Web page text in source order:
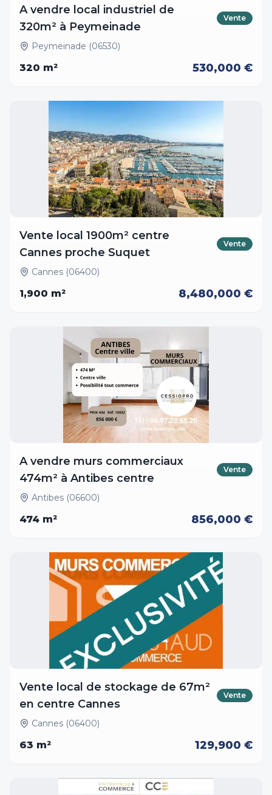
A vendre local industriel de
320m² à Peymeinade
Vente
Peymeinade (06530)
320 m² 530,000 €
Vente local 1900m² centre
Cannes proche Suquet
Vente
Cannes (06400)
1,900 m² 8,480,000 €
A vendre murs commerciaux
474m² à Antibes centre
Vente
Antibes (06600)
474 m² 856,000 €
Vente local de stockage de 67m²
en centre Cannes
Vente
Cannes (06400)
63 m² 129,900 €